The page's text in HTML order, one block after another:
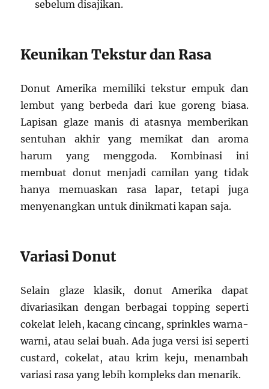
sebelum disajikan.
Keunikan Tekstur dan Rasa
Donut Amerika memiliki tekstur empuk dan
lembut yang berbeda dari kue goreng biasa.
Lapisan glaze manis di atasnya memberikan
sentuhan akhir yang memikat dan aroma
harum yang menggoda. Kombinasi ini
membuat donut menjadi camilan yang tidak
hanya memuaskan rasa lapar, tetapi juga
menyenangkan untuk dinikmati kapan saja.
Variasi Donut
Selain glaze klasik, donut Amerika dapat
divariasikan dengan berbagai topping seperti
cokelat leleh, kacang cincang, sprinkles warna-
warni, atau selai buah. Ada juga versi isi seperti
custard, cokelat, atau krim keju, menambah
variasi rasa yang lebih kompleks dan menarik.